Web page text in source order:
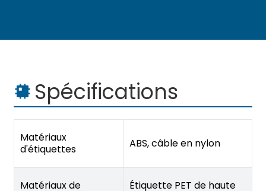
Spécifications
Matériaux
d'étiquettes
ABS, câble en nylon
Matériaux de
Étiquette PET de haute